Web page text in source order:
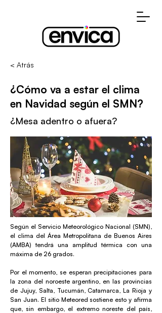
< Atrás
¿Cómo va a estar el clima
en Navidad según el SMN?
¿Mesa adentro o afuera?
Según el Servicio Meteorológico Nacional (SMN),
el clima del Área Metropolitana de Buenos Aires
(AMBA) tendrá una amplitud térmica con una
máxima de 26 grados.
Por el momento, se esperan precipitaciones para
la zona del noroeste argentino, en las provincias
de Jujuy, Salta, Tucumán, Catamarca, La Rioja y
San Juan. El sitio Meteored sostiene esto y afirma
que, sin embargo, el extremo noreste del país,